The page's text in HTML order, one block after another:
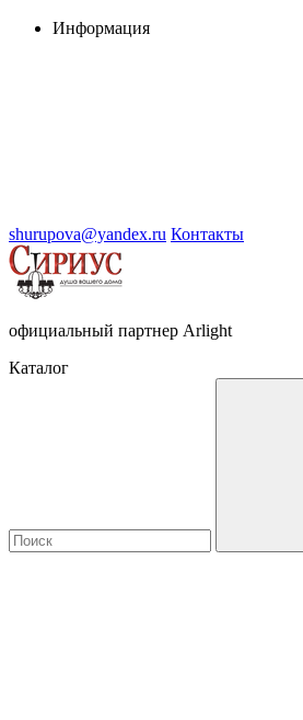
Информация
shurupova@yandex.ru Контакты
официальный партнер Arlight
Каталог